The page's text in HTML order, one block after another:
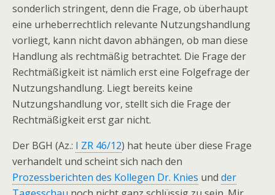
sonderlich stringent, denn die Frage, ob überhaupt
eine urheberrechtlich relevante Nutzungshandlung
vorliegt, kann nicht davon abhängen, ob man diese
Handlung als rechtmäßig betrachtet. Die Frage der
Rechtmäßigkeit ist nämlich erst eine Folgefrage der
Nutzungshandlung. Liegt bereits keine
Nutzungshandlung vor, stellt sich die Frage der
Rechtmäßigkeit erst gar nicht.
Der BGH (Az.: I ZR 46/12) hat heute über diese Frage
verhandelt und scheint sich nach den
Prozessberichten des Kollegen Dr. Knies und der